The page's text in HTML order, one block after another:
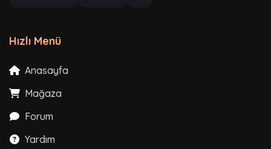
Hızlı Menü
Anasayfa
Mağaza
Forum
Yardım